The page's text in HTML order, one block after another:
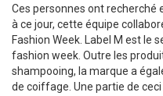
Ces personnes ont recherché
à ce jour, cette équipe
Fashion Week. Label M est le
fashion week. Outre les
shampooing, la marque a
de coiffage. Une partie de